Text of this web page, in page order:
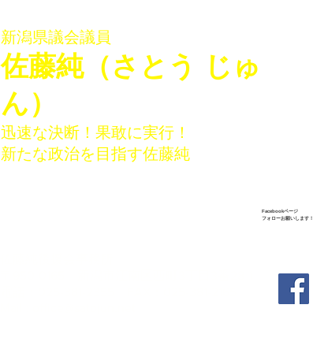
新潟県議会議員
​佐藤純（さとう じゅ
ん）
迅速な決断！果敢に実行！
新たな政治を目指す佐藤純
Facebookページ
フォローお願いします！